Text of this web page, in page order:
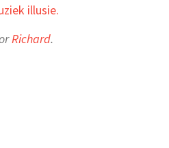
illusie.
Richard.